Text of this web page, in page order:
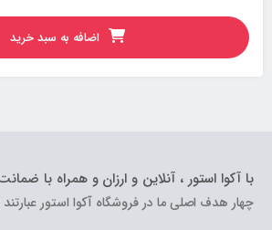
اضافه به سبد خرید
با آکوا استور ، آنلاین و ارزان و همراه با
چهار هدف اصلی ما در فروشگاه آکوا استور عبارتند